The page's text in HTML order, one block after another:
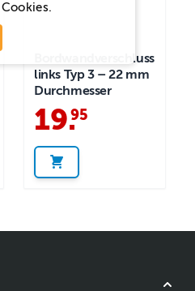
Bordwandverschluss
links Typ 3 – 22 mm
Durchmesser
19.
95